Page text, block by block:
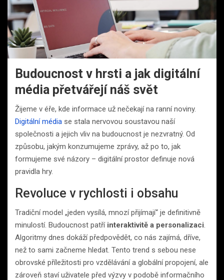
Budoucnost v hrsti a jak digitální
média přetvářejí náš svět
Žijeme v éře, kde informace už nečekají na ranní noviny.
Digitální média se stala nervovou soustavou naší
společnosti a jejich vliv na budoucnost je nezvratný. Od
způsobu, jakým konzumujeme zprávy, až po to, jak
formujeme své názory – digitální prostor definuje nová
pravidla hry.
Revoluce v rychlosti i obsahu
Tradiční model „jeden vysílá, mnozí přijímají“ je definitivně
minulostí. Budoucnost patří interaktivitě a personalizaci.
Algoritmy dnes dokáží předpovědět, co nás zajímá, dříve,
než to sami začneme hledat. Tento trend s sebou nese
obrovské příležitosti pro vzdělávání a globální propojení, ale
zároveň staví uživatele před výzvy v podobě informačního